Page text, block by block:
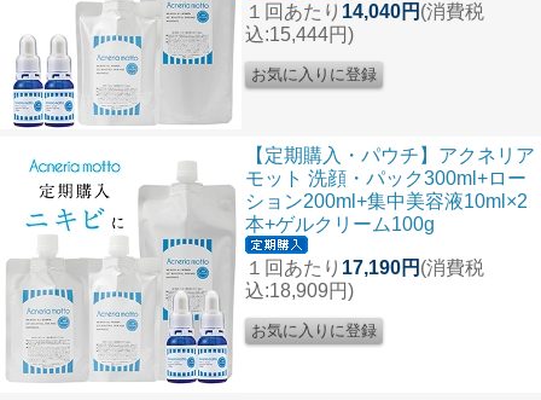
１回あたり 14,040円 (消費税
込:15,444円)
【定期購入・パウチ】アクネリア
モット 洗顔・パック300ml+ロー
ション200ml+集中美容液10ml×2
本+ゲルクリーム100g
１回あたり 17,190円 (消費税
込:18,909円)